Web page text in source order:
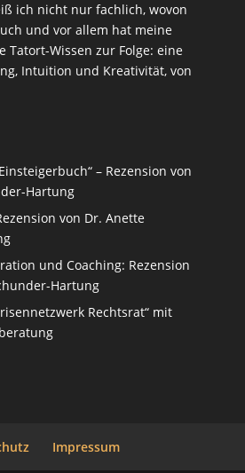
ich nicht nur fachlich, wovon
und vor allem hat meine
Tatort-Wissen zur Folge: eine
Intuition und Kreativität, von
– Rezension von
Hartung
von Dr. Anette
und Coaching: Rezension
Hartung
Rechtsrat“ mit
Impressum